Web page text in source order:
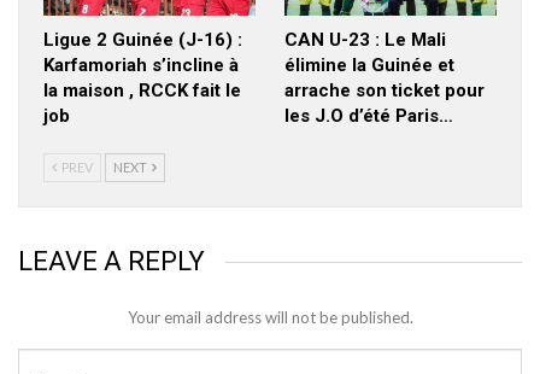
Ligue 2 Guinée (J-16) :
Karfamoriah s’incline à
la maison , RCCK fait le
job
CAN U-23 : Le Mali
élimine la Guinée et
arrache son ticket pour
les J.O d’été Paris…
PREV NEXT
LEAVE A REPLY
Your email address will not be published.